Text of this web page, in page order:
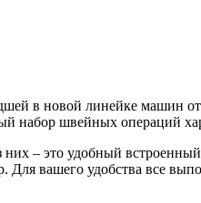
в новой линейке машин
набор швейных операций
– это удобный
Для вашего удобства все